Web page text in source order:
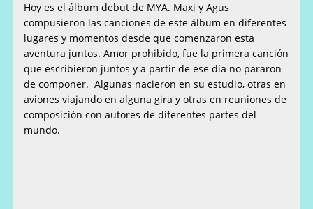
Hoy es el álbum debut de MYA. Maxi y Agus
compusieron las canciones de este álbum en diferentes
lugares y momentos desde que comenzaron esta
aventura juntos. Amor prohibido, fue la primera canción
que escribieron juntos y a partir de ese día no pararon
de componer. Algunas nacieron en su estudio, otras en
aviones viajando en alguna gira y otras en reuniones de
composición con autores de diferentes partes del
mundo.